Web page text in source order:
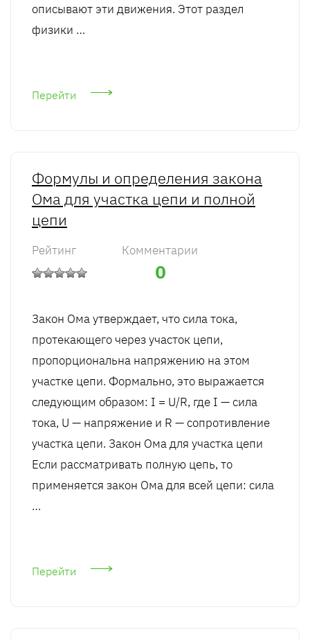
описывают эти движения. Этот раздел
физики …
Перейти
Формулы и определения закона
Ома для участка цепи и полной
цепи
Рейтинг Комментарии
0
Закон Ома утверждает, что сила тока,
протекающего через участок цепи,
пропорциональна напряжению на этом
участке цепи. Формально, это выражается
следующим образом: I = U/R, где I — сила
тока, U — напряжение и R — сопротивление
участка цепи. Закон Ома для участка цепи
Если рассматривать полную цепь, то
применяется закон Ома для всей цепи: сила
…
Перейти